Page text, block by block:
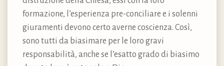
formazione, l’esperienza pre-conciliare e i solenni
giuramenti devono certo averne coscienza. Così,
sono tutti da biasimare per le loro gravi
responsabilità, anche se l’esatto grado di biasimo